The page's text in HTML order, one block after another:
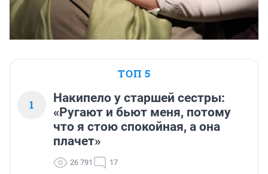
ТОП 5
1
Накипело у старшей сестры:
«Ругают и бьют меня, потому
что я стою спокойная, а она
плачет»
26 791 17